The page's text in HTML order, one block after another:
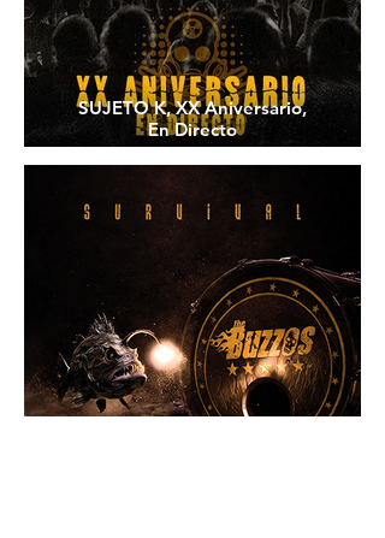
SUJETO K, XX Aniversario,
En Directo